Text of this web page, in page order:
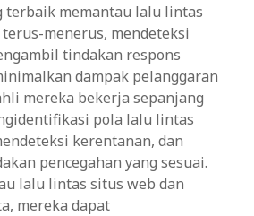
terbaik memantau lalu lintas
menerus, mendeteksi
tindakan respons
dampak pelanggaran
mereka bekerja sepanjang
pola lalu lintas
kerentanan, dan
pencegahan yang sesuai.
lalu lintas situs web dan
mereka dapat